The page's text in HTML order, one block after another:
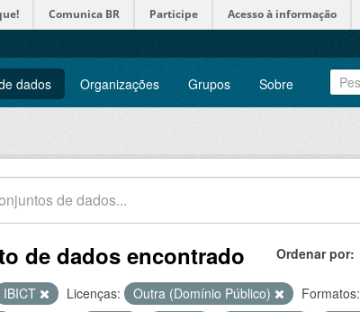
Comunica BR Participe Acesso à informação
dados Organizações Grupos Sobre
Ordenar por
de dados encontrado
IBICT Licenças: Outra (Domínio Público) Formatos: